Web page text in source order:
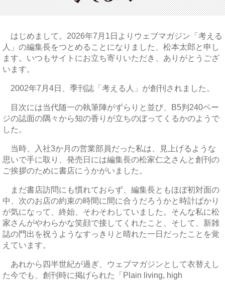
はじめまして。2026年7月1日よりウェブマガジン「考える
人」の編集長をつとめることになりました、松本太郎と申し
ます。いつもサイトにお立ち寄りいただき、ありがとうござ
います。
2002年7月4日、季刊誌「考える人」が創刊されました。
目次には当代随一の執筆陣がずらりと並び、B5判240ペー
ジの誌面の隅々から知の香りが立ちのぼってくるかのようで
した。
当時、入社3か月の営業部員だった私は、見上げるような
思いで手に取り、発売日には編集長の松家仁之さんと創刊の
ご挨拶のために書店にうかがいました。
まだ書店訪問にも慣れておらず、編集長ともほぼ初対面の
中、次のお店の約束の時間に間に合うだろうかと時計ばかり
が気になって、終始、そわそわしていました。そんな私に松
家さんがやわらかな笑顔で接してくれたこと、そして、新雑
誌の門出を祝うようなすっきりと晴れた一日だったことを覚
えています。
あれから四半世紀が過ぎ、ウェブマガジンとして衣替えし
た今でも、創刊時に掲げられた「Plain living, high